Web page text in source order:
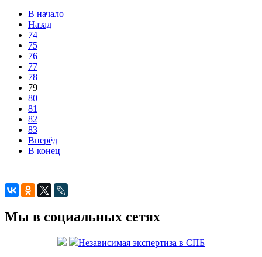
В начало
Назад
74
75
76
77
78
79
80
81
82
83
Вперёд
В конец
Мы в социальных сетях
Независимая экспертиза в СПБ